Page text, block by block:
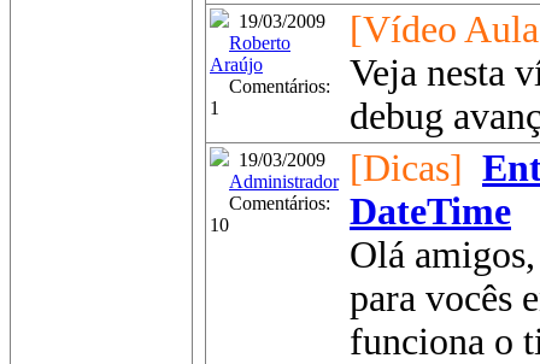
19/03/2009
Roberto
Araújo
Comentários:
1
[Vídeo
Veja nesta
debug
19/03/2009
Administrador
Comentários:
10
[Dicas]
DateTime
Olá
para vocês
funciona o